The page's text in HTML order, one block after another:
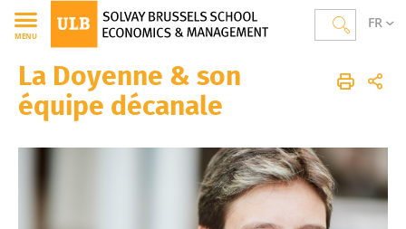
FR
MENU
Solvay Brussels School of Economics and Management
La Doyenne & son équipe décanale
La Doyenne & son
équipe décanale